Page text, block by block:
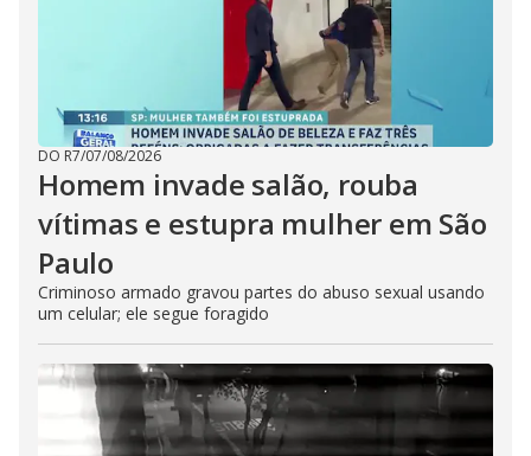
DO R7/07/08/2026
Homem invade salão, rouba
vítimas e estupra mulher em São
Paulo
Criminoso armado gravou partes do abuso sexual usando
um celular; ele segue foragido